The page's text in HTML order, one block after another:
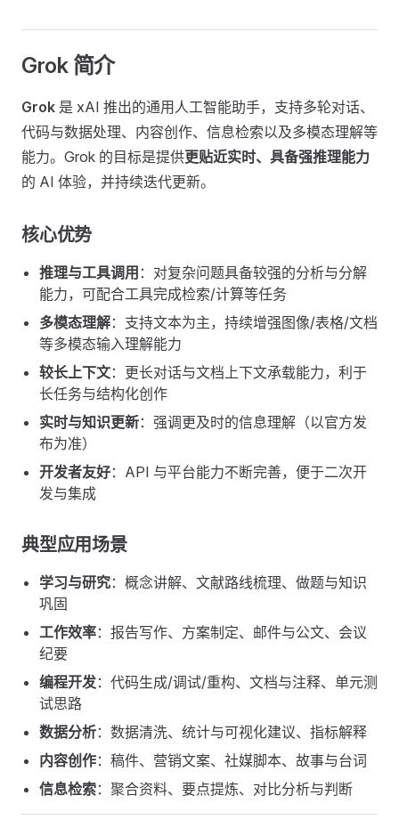
Grok 简介
Grok 是 xAI 推出的通用人工智能助手，支持多轮对话、
代码与数据处理、内容创作、信息检索以及多模态理解等
能力。Grok 的目标是提供更贴近实时、具备强推理能力
的 AI 体验，并持续迭代更新。
核心优势
推理与工具调用 ：对复杂问题具备较强的分析与分解
能力，可配合工具完成检索/计算等任务
多模态理解：支持文本为主，持续增强图像/表格/文档
等多模态输入理解能力
较长上下文：更长对话与文档上下文承载能力，利于
长任务与结构化创作
实时与知识更新：强调更及时的信息理解（以官方发
布为准）
开发者友好：API 与平台能力不断完善，便于二次开
发与集成
典型应用场景
学习与研究：概念讲解、文献路线梳理、做题与知识
巩固
工作效率：报告写作、方案制定、邮件与公文、会议
纪要
编程开发：代码生成/调试/重构、文档与注释、单元测
试思路
数据分析：数据清洗、统计与可视化建议、指标解释
内容创作：稿件、营销文案、社媒脚本、故事与台词
信息检索：聚合资料、要点提炼、对比分析与判断